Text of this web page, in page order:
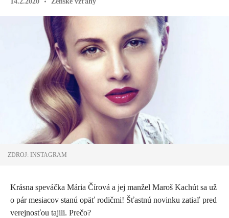
ZDROJ: INSTAGRAM
Krásna speváčka Mária Čírová a jej manžel Maroš Kachút sa už
o pár mesiacov stanú opäť rodičmi! Šťastnú novinku zatiaľ pred
verejnosťou tajili. Prečo?